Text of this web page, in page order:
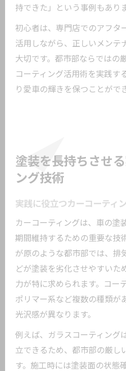
持できた」という事例もありま
初心者は、専門店でのアフタ
活用しながら、正しいメンテ
大切です。都市部ならではの
コーティング活用術を実践す
り愛車の輝きを保つことがで
塗装を長持ちさせ
ング技術
実践に役立つカーコーティ
カーコーティングは、車の塗
期間維持するための重要な技
が原のような都市部では、排
どが塗装を劣化させやすいた
力が特に求められます。コー
ポリマー系など複数の種類が
光沢感が異なります。
例えば、ガラスコーティング
立できるため、都市部の厳し
す。施工時には塗装面の状態